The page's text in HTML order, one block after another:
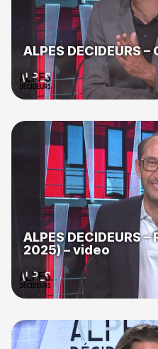
ALPES DECIDEURS
ALPES DECIDEURS –
2025) – video